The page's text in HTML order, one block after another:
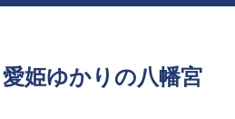
姫ゆかりの八幡宮